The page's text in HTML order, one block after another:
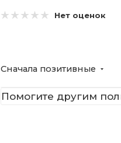
Нет оценок
Сначала позитивные
Помогите другим